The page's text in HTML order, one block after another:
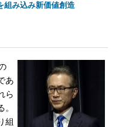
組み込み新価値創造
あ
ら
組